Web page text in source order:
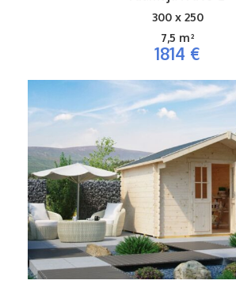
300 x 250
7,5 m²
1814 €